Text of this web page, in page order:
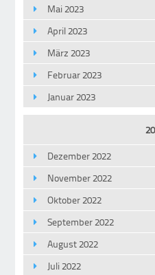
Mai 2023
April 2023
März 2023
Februar 2023
Januar 2023
Dezember 2022
November 2022
Oktober 2022
September 2022
August 2022
Juli 2022